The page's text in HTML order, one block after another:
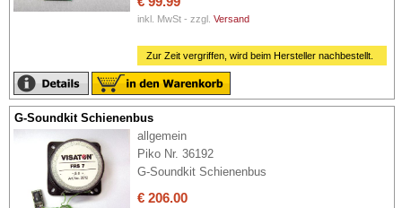
inkl. MwSt - zzgl. Versand
Zur Zeit vergriffen, wird beim Hersteller nachbestellt.
G-Soundkit Schienenbus
allgemein
Piko Nr. 36192
G-Soundkit Schienenbus
€ 206.00